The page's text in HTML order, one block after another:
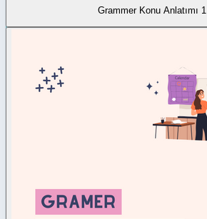
Grammer Konu Anlatımı 1